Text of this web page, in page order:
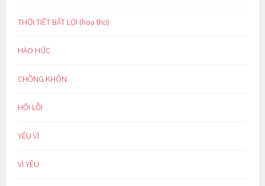
THỜI TIẾT BẤT LỢI (hoạ thơ)
HÁO HỨC
CHỒNG KHÔN
HỐI LỖI
YÊU VÌ
VÌ YÊU